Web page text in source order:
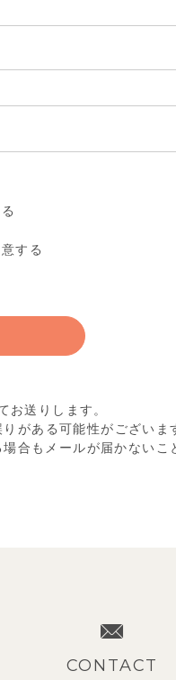
する
お送りします。
りがある可能性がございま
合もメールが届かないこ
CONTACT